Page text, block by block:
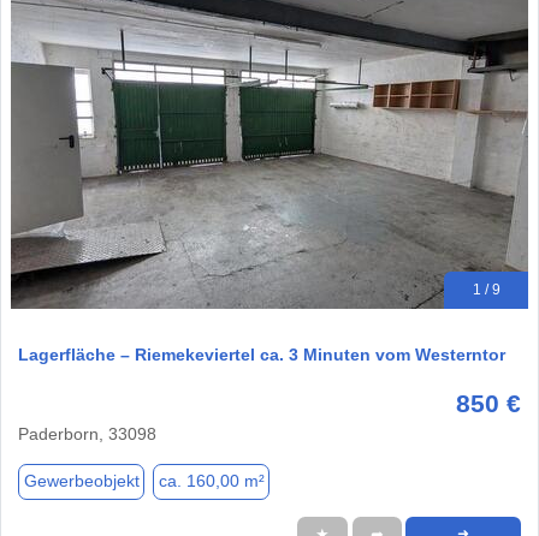
1 / 9
Lagerfläche – Riemekeviertel ca. 3 Minuten vom Westerntor
850 €
Paderborn, 33098
Gewerbeobjekt ca. 160,00 m²